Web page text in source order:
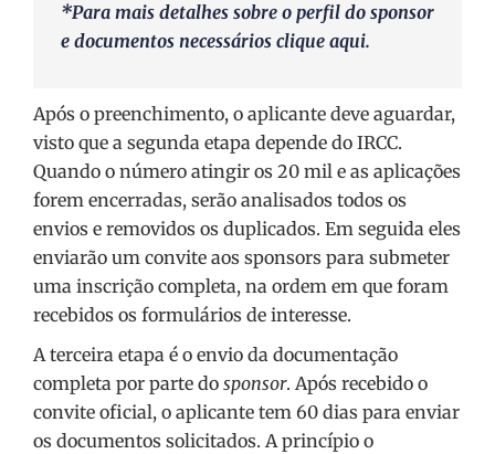
*Para mais detalhes sobre o perfil do sponsor
e documentos necessários clique aqui.
Após o preenchimento, o aplicante deve aguardar,
visto que a segunda etapa depende do IRCC.
Quando o número atingir os 20 mil e as aplicações
forem encerradas, serão analisados todos os
envios e removidos os duplicados. Em seguida eles
enviarão um convite aos sponsors para submeter
uma inscrição completa, na ordem em que foram
recebidos os formulários de interesse.
A terceira etapa é o envio da documentação
completa por parte do sponsor. Após recebido o
convite oficial, o aplicante tem 60 dias para enviar
os documentos solicitados. A princípio o